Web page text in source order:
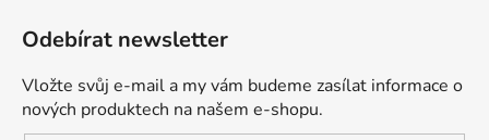
Odebírat newsletter
Vložte svůj e-mail a my vám budeme zasílat informace o
nových produktech na našem e-shopu.